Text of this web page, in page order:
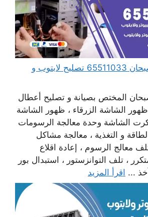
مهندس كمبيوتر صبحان 65511033 تصليح لابتوب و
المختص بصيانة و تصليح أعطال
الشاشة الزرقاء ، ظهور الشاشة
الشاشة وحدة معالجة الرسومات
و التغذية ، معالجة مشاكل
معالج الرسوم ، إعادة اقلاع
، تلف التوانزستور ، استبدال بور
... اقرأ المزيد